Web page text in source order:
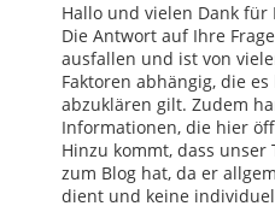
Hallo und vielen Dank für
Die Antwort auf Ihre
ausfallen und ist von
Faktoren abhängig, die
abzuklären gilt. Zudem
Informationen, die hier
Hinzu kommt, dass
zum Blog hat, da er
dient und keine